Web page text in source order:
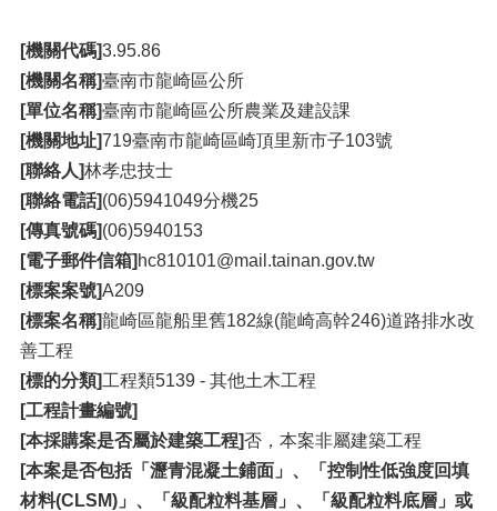
[機關代碼]3.95.86
[機關名稱]臺南市龍崎區公所
[單位名稱]臺南市龍崎區公所農業及建設課
[機關地址]719臺南市龍崎區崎頂里新市子103號
[聯絡人]林孝忠技士
[聯絡電話](06)5941049分機25
[傳真號碼](06)5940153
[電子郵件信箱] hc810101@mail.tainan.gov.tw
[標案案號]A209
[標案名稱]龍崎區龍船里舊182線(龍崎高幹246)道路排水改
善工程
[標的分類]工程類5139 - 其他土木工程
[工程計畫編號]
[本採購案是否屬於建築工程]否，本案非屬建築工程
[本案是否包括「瀝青混凝土鋪面」、「控制性低強度回填
材料(CLSM)」、「級配粒料基層」、「級配粒料底層」或